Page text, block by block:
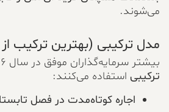
می‌شوند.
مدل ترکیبی (بهترین ترکیب
بیشتر سرمایه‌گذاران موفق در سال ۲۰۲۶ از
ترکیبیاستفاده می‌کنند:
اجاره کوتاه‌مدت در فصل